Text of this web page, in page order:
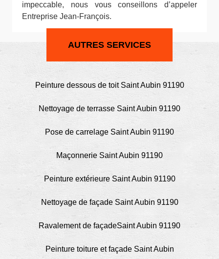
impeccable, nous vous conseillons d’appeler
Entreprise Jean-François.
AUTRES SERVICES
Peinture dessous de toit Saint Aubin 91190
Nettoyage de terrasse Saint Aubin 91190
Pose de carrelage Saint Aubin 91190
Maçonnerie Saint Aubin 91190
Peinture extérieure Saint Aubin 91190
Nettoyage de façade Saint Aubin 91190
Ravalement de façadeSaint Aubin 91190
Peinture toiture et façade Saint Aubin